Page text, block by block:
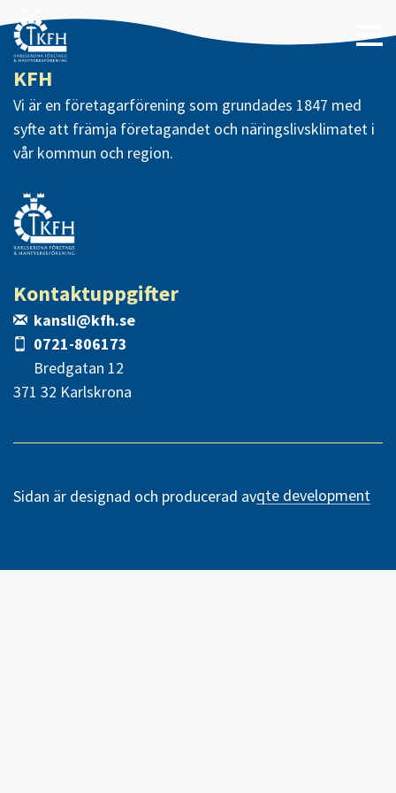
KFH
Vi är en företagarförening som grundades 1847 med
syfte att främja företagandet och näringslivsklimatet i
vår kommun och region.
Kontaktuppgifter
kansli@kfh.se
0721-806173
Bredgatan 12
371 32 Karlskrona
Sidan är designad och producerad avqte development